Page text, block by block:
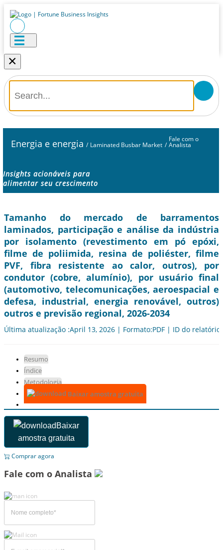
×
Energia e energia / Laminated Busbar Market /
Fale com o
Analista
Insights acionáveis ​​para
alimentar seu crescimento
Tamanho do mercado de barramentos
laminados, participação e análise da indústria
por isolamento (revestimento em pó epóxi,
filme de poliimida, resina de poliéster, filme
PVF, fibra resistente ao calor, outros), por
condutor (cobre, alumínio), por usuário final
(automotivo, telecomunicações, aeroespacial e
defesa, industrial, energia renovável, outros)
outros e previsão regional, 2026-2034
Última atualização :April 13, 2026 | Formato:PDF | ID do
Resumo
Índice
Metodologia
Baixar amostra gratuita
Baixar
amostra gratuita
Comprar agora
Fale com o Analista